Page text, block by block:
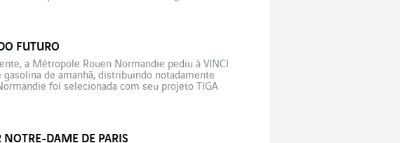
FUTURO
a Métropole Rouen Normandie pediu à VINCI
de amanhã, distribuindo notadamente
foi selecionada com seu projeto TIGA
DAME DE PARIS